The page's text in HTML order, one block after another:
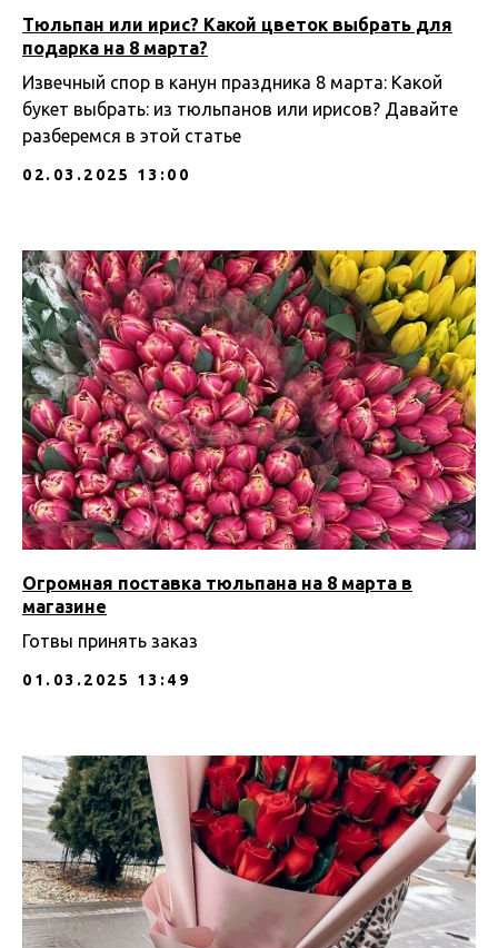
Тюльпан или ирис? Какой цветок выбрать для
подарка на 8 марта?
Извечный спор в канун праздника 8 марта: Какой
букет выбрать: из тюльпанов или ирисов? Давайте
разберемся в этой статье
02.03.2025 13:00
Огромная поставка тюльпана на 8 марта в
магазине
Готвы принять заказ
01.03.2025 13:49